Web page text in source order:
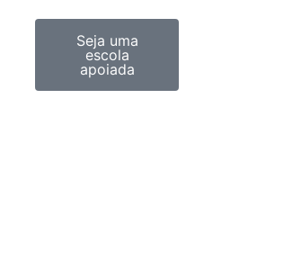
Seja uma
escola
apoiada